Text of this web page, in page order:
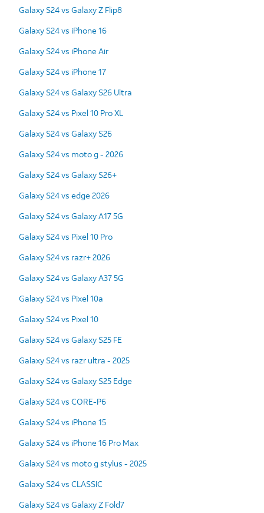
Galaxy S24 vs Galaxy Z Flip8
Galaxy S24 vs iPhone 16
Galaxy S24 vs iPhone Air
Galaxy S24 vs iPhone 17
Galaxy S24 vs Galaxy S26 Ultra
Galaxy S24 vs Pixel 10 Pro XL
Galaxy S24 vs Galaxy S26
Galaxy S24 vs moto g - 2026
Galaxy S24 vs Galaxy S26+
Galaxy S24 vs edge 2026
Galaxy S24 vs Galaxy A17 5G
Galaxy S24 vs Pixel 10 Pro
Galaxy S24 vs razr+ 2026
Galaxy S24 vs Galaxy A37 5G
Galaxy S24 vs Pixel 10a
Galaxy S24 vs Pixel 10
Galaxy S24 vs Galaxy S25 FE
Galaxy S24 vs razr ultra - 2025
Galaxy S24 vs Galaxy S25 Edge
Galaxy S24 vs CORE-P6
Galaxy S24 vs iPhone 15
Galaxy S24 vs iPhone 16 Pro Max
Galaxy S24 vs moto g stylus - 2025
Galaxy S24 vs CLASSIC
Galaxy S24 vs Galaxy Z Fold7